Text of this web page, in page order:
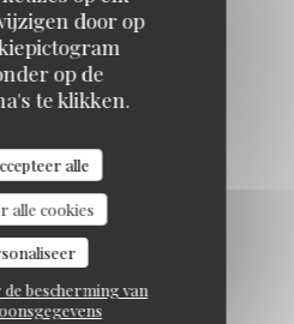
door op
op de
te klikken.
alle
alle cookies
bescherming van